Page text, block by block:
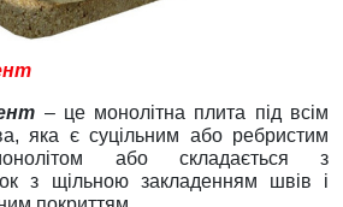
– це монолітна плита під всім
яка є суцільним або ребристим
або складається з
з щільною закладенням швів і